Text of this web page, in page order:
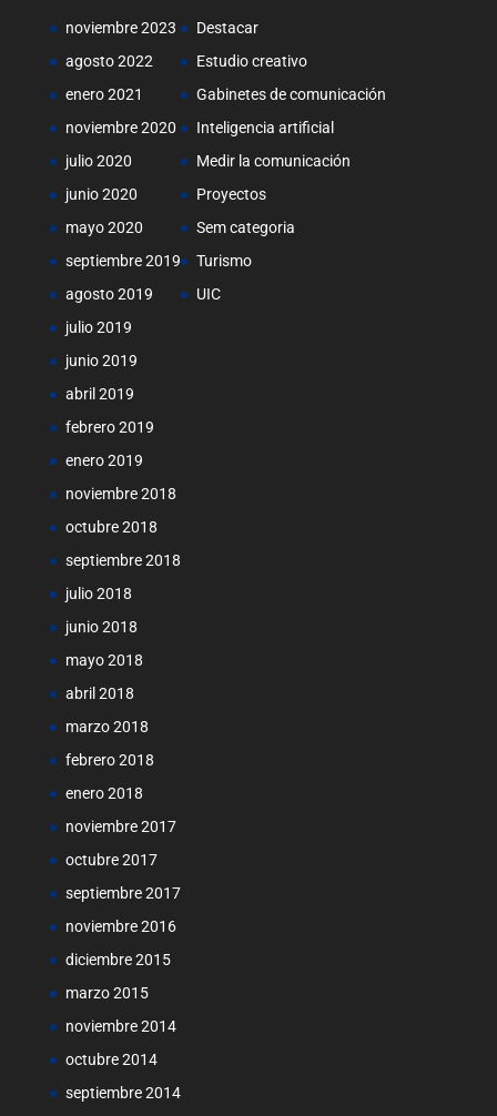
noviembre 2023
agosto 2022
enero 2021
noviembre 2020
julio 2020
junio 2020
mayo 2020
septiembre 2019
agosto 2019
julio 2019
junio 2019
abril 2019
febrero 2019
enero 2019
noviembre 2018
octubre 2018
septiembre 2018
julio 2018
junio 2018
mayo 2018
abril 2018
marzo 2018
febrero 2018
enero 2018
noviembre 2017
octubre 2017
septiembre 2017
noviembre 2016
diciembre 2015
marzo 2015
noviembre 2014
octubre 2014
septiembre 2014
Destacar
Estudio creativo
Gabinetes de comunicación
Inteligencia artificial
Medir la comunicación
Proyectos
Sem categoria
Turismo
UIC